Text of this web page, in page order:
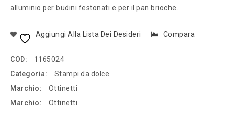
alluminio per budini festonati e per il pan brioche.
Aggiungi Alla Lista Dei Desideri Compara
COD:
1165024
Categoria:
Stampi da dolce
Marchio:
Ottinetti
Marchio:
Ottinetti